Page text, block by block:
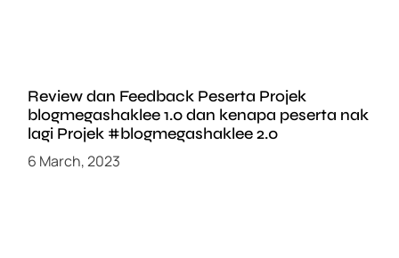
Review dan Feedback Peserta Projek
blogmegashaklee 1.0 dan kenapa peserta nak
lagi Projek #blogmegashaklee 2.0
6 March, 2023